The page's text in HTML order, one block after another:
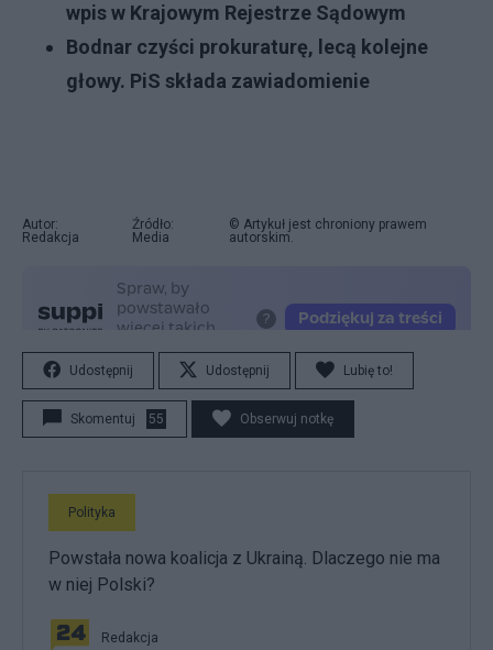
wpis w Krajowym Rejestrze Sądowym
Bodnar czyści prokuraturę, lecą kolejne
głowy. PiS składa zawiadomienie
Autor:
Redakcja
Źródło:
Media
© Artykuł jest chroniony prawem
autorskim.
Udostępnij Udostępnij Lubię to!
Skomentuj 55 Obserwuj notkę
Polityka
Powstała nowa koalicja z Ukrainą. Dlaczego nie ma
w niej Polski?
Redakcja